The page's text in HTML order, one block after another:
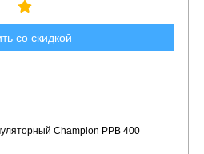
со скидкой